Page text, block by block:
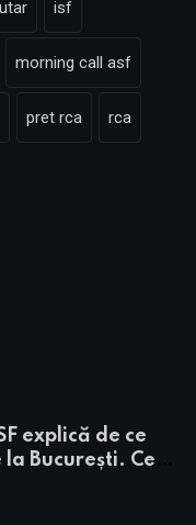
isf
morning call asf
pret rca rca
explică de ce
la București. Ce
BVB potrivit lui